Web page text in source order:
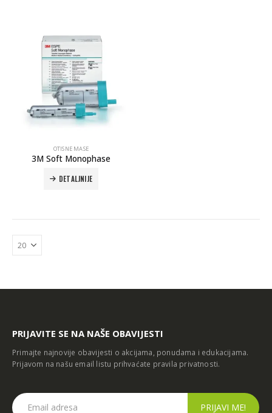
OTISNE MASE
3M Soft Monophase
DETALJNIJE
PRIJAVITE SE NA NAŠE OBAVIJESTI
Primajte najnovije obavijesti o akcijama, ponudama i edukacijama.
Prijavom na našu email listu prihvaćate pravila privatnosti.